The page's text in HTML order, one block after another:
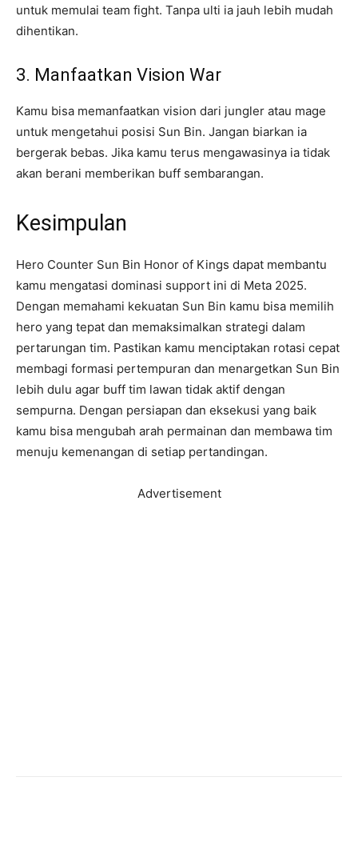
untuk memulai team fight. Tanpa ulti ia jauh lebih mudah
dihentikan.
3. Manfaatkan Vision War
Kamu bisa memanfaatkan vision dari jungler atau mage
untuk mengetahui posisi Sun Bin. Jangan biarkan ia
bergerak bebas. Jika kamu terus mengawasinya ia tidak
akan berani memberikan buff sembarangan.
Kesimpulan
Hero Counter Sun Bin Honor of Kings dapat membantu
kamu mengatasi dominasi support ini di Meta 2025.
Dengan memahami kekuatan Sun Bin kamu bisa memilih
hero yang tepat dan memaksimalkan strategi dalam
pertarungan tim. Pastikan kamu menciptakan rotasi cepat
membagi formasi pertempuran dan menargetkan Sun Bin
lebih dulu agar buff tim lawan tidak aktif dengan
sempurna. Dengan persiapan dan eksekusi yang baik
kamu bisa mengubah arah permainan dan membawa tim
menuju kemenangan di setiap pertandingan.
Advertisement